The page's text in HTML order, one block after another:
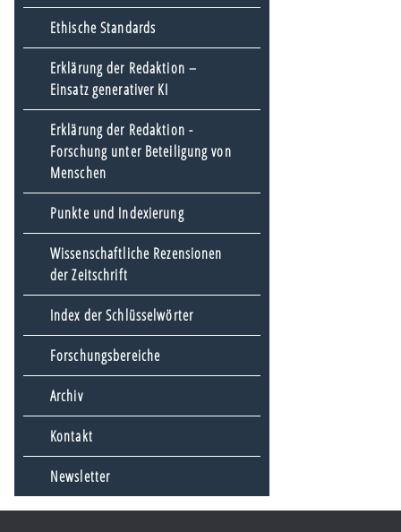
Ethische Standards
Erklärung der Redaktion –
Einsatz generativer KI
Erklärung der Redaktion -
Forschung unter Beteiligung von
Menschen
Punkte und Indexierung
Wissenschaftliche Rezensionen
der Zeitschrift
Index der Schlüsselwörter
Forschungsbereiche
Archiv
Kontakt
Newsletter